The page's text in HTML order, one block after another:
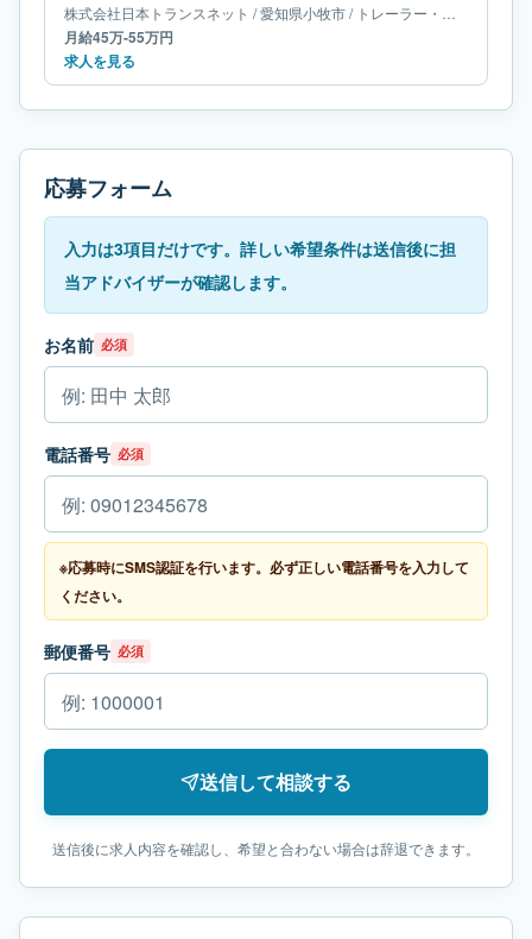
株式会社日本トランスネット /愛知県小牧市/ トレーラー・牽引ドライバー
月給45万-55万円
求人を見る
応募フォーム
入力は3項目だけです。詳しい希望条件は送信後に担
当アドバイザーが確認します。
お名前 必須
電話番号 必須
※応募時にSMS認証を行います。必ず正しい電話番号を入力して
ください。
郵便番号 必須
送信して相談する
送信後に求人内容を確認し、希望と合わない場合は辞退できます。